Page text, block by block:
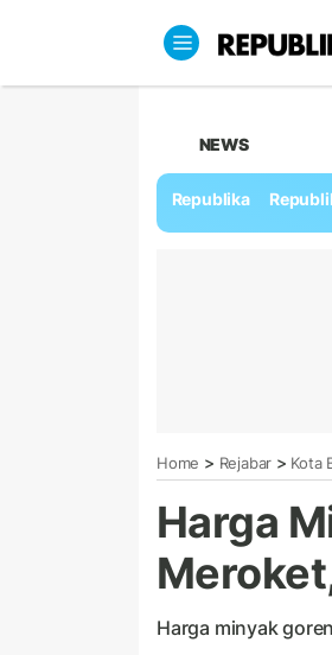
NEWS
Republika
Home > Rejabar > Kota
Harga
Harga minyak